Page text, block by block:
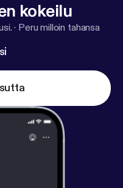
kokeilu
· Peru milloin tahansa